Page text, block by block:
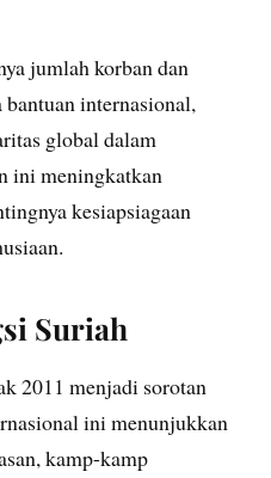
jumlah korban dan
bantuan internasional,
global dalam
ini meningkatkan
kesiapsiagaan
Suriah
2011 menjadi sorotan
ini menunjukkan
kamp-kamp